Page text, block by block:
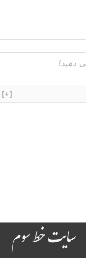
[+]
سایت خط سوم